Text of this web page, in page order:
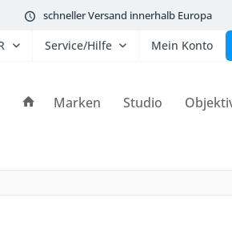
schneller Versand innerhalb Europa
Service/Hilfe Mein Konto
Marken Studio